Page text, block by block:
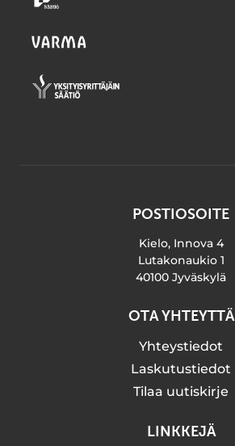
POSTIOSOITE
Kielo, Innova 4
Lutakonaukio 1
40100 Jyväskylä
OTA YHTEYTTÄ
Yhteystiedot
Laskutustiedot
Tilaa uutiskirje
LINKKEJÄ